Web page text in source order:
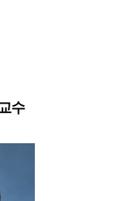
수